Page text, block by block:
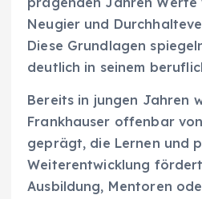
Neugier und
Diese Grundlagen
deutlich in seinem
Bereits in jungen Jahren
Frankhauser offenbar
geprägt, die Lernen und
Weiterentwicklung
Ausbildung, Mentoren